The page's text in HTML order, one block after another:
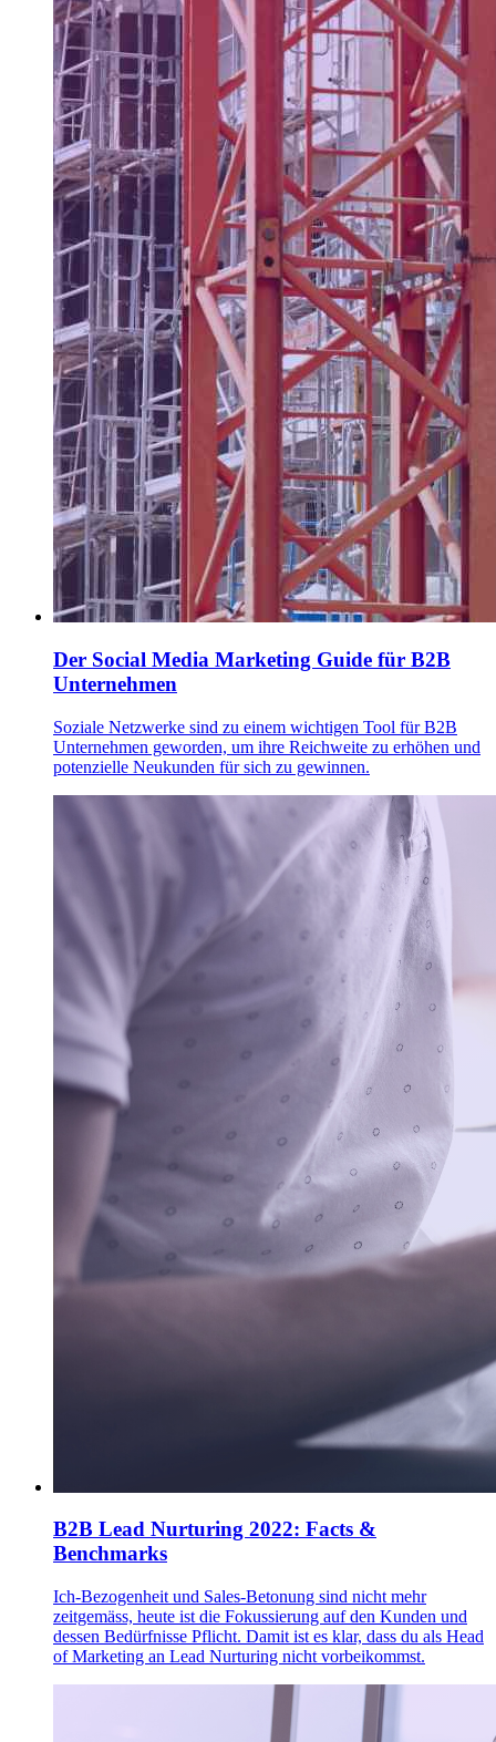
Der Social Media Marketing Guide für B2B
Unternehmen
Soziale Netzwerke sind zu einem wichtigen Tool für B2B
Unternehmen geworden, um ihre Reichweite zu erhöhen und
potenzielle Neukunden für sich zu gewinnen.
B2B Lead Nurturing 2022: Facts &
Benchmarks
Ich-Bezogenheit und Sales-Betonung sind nicht mehr
zeitgemäss, heute ist die Fokussierung auf den Kunden und
dessen Bedürfnisse Pflicht. Damit ist es klar, dass du als Head
of Marketing an Lead Nurturing nicht vorbeikommst.